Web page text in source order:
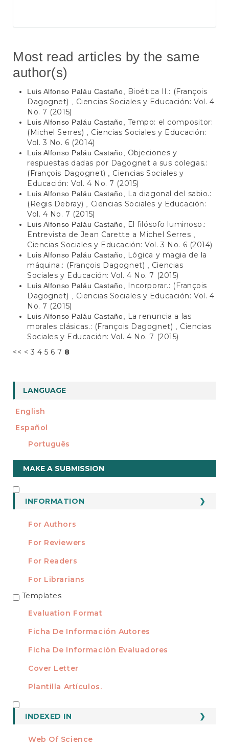
Most read articles by the same
author(s)
Luis Alfonso Paláu Castaño,
Bioética II.: (François
Dagognet)
Ciencias Sociales y Educación: Vol. 4
No. 7 (2015)
Luis Alfonso Paláu Castaño, Tempo: el compositor:
(Michel Serres)
Ciencias Sociales y Educación:
Vol. 3 No. 6 (2014)
Luis Alfonso Paláu Castaño, Objeciones y
respuestas dadas por Dagognet a sus colegas.:
(François Dagognet)
Ciencias Sociales y
Educación: Vol. 4 No. 7 (2015)
Luis Alfonso Paláu Castaño,
La diagonal del sabio.:
(Regis Debray)
Ciencias Sociales y Educación:
Vol. 4 No. 7 (2015)
Luis Alfonso Paláu Castaño,
El filósofo luminoso.:
Entrevista de Jean Carette a Michel Serres
Ciencias Sociales y Educación: Vol. 3 No. 6 (2014)
Luis Alfonso Paláu Castaño,
Lógica y magia de la
máquina.: (François Dagognet)
Ciencias
Sociales y Educación: Vol. 4 No. 7 (2015)
Luis Alfonso Paláu Castaño,
Incorporar.: (François
Dagognet)
Ciencias Sociales y Educación: Vol. 4
No. 7 (2015)
Luis Alfonso Paláu Castaño,
La renuncia a las
morales clásicas.: (François Dagognet)
Ciencias
Sociales y Educación: Vol. 4 No. 7 (2015)
<< < 3 4 5 6 7 8
LANGUAGE
English
Español
Português
Make
a
Submission
MAKE A SUBMISSION
INFORMATION
For Authors
For Reviewers
For Readers
For Librarians
TEMPLATES
Templates
Evaluation Format
Ficha De Información Autores
Ficha De Información Evaluadores
Cover Letter
Plantilla Artículos.
INDEXED IN
Web Of Science